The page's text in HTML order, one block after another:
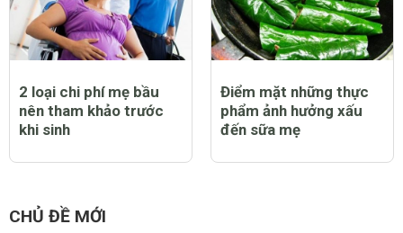
2 loại chi phí mẹ bầu
nên tham khảo trước
khi sinh
Điểm mặt những thực
phẩm ảnh hưởng xấu
đến sữa mẹ
CHỦ ĐỀ MỚI